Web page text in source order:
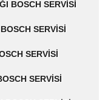
BOSCH SERVISI
SERVISI
SERVISI
SERVISI